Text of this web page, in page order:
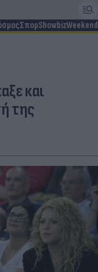
ΣπορShowbizWeekend
και
της